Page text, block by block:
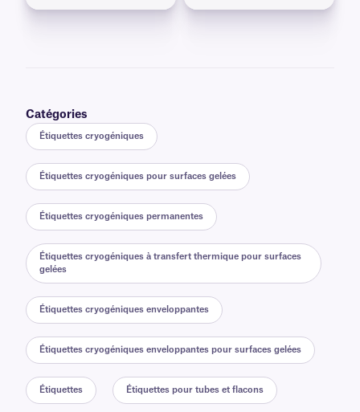
Catégories
Étiquettes cryogéniques
Étiquettes cryogéniques pour surfaces gelées
Étiquettes cryogéniques permanentes
Étiquettes cryogéniques à transfert thermique pour surfaces
gelées
Étiquettes cryogéniques enveloppantes
Étiquettes cryogéniques enveloppantes pour surfaces gelées
Étiquettes Étiquettes pour tubes et flacons